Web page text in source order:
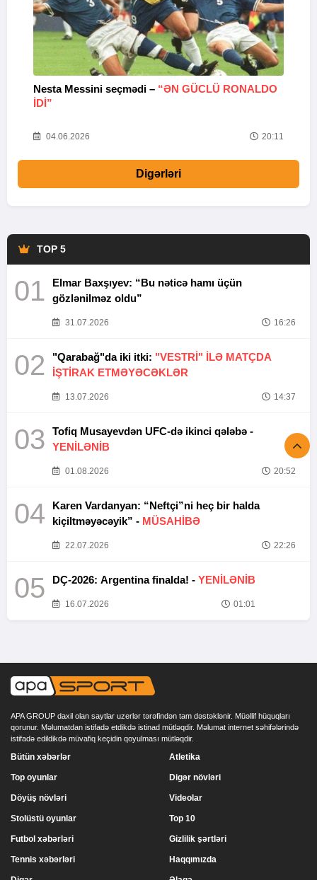
Nesta Messini seçmədi – “ƏN GÜCLÜ RONALDO
IDI”
04.06.2026 20:11
Digərləri
TOP 5
01
Elmar Baxşıyev: “Bu nəticə hamı üçün
gözlənilməz oldu”
31.07.2026 16:26
02 "Qarabağ"da iki itki: "VESTRİ" İLƏ MATÇDA
İŞTİRAK ETMƏYƏCƏKLƏR
13.07.2026 14:37
03
Tofiq Musayevdən UFC-də ikinci qələbə -
YENİLƏNİB
01.08.2026 20:52
04
Karen Vardanyan: “Neftçi”ni heç bir halda
kiçiltməyəcəyik” - MÜSAHİBƏ
22.07.2026 22:26
05 DÇ-2026: Argentina finalda! - YENİLƏNİB
16.07.2026 01:01
APA GROUP daxil olan saytlar uzerlər tərəfindən tam dəstəklənir. Müəllif hüquqları
qorunur. Məlumatdan istifadə etdikdə istinad mütləqdir. Məlumat internet səhifələrində
istifadə edildikdə müvafiq keçidin qoyulması mütləqdir.
Bütün xəbərlər
Top oyunlar
Döyüş növləri
Stolüstü oyunlar
Atletika
Digər növləri
Videolar
Top 10
Futbol xəbərləri
Tennis xəbərləri
Gizlilik şərtləri
Haqqımızda